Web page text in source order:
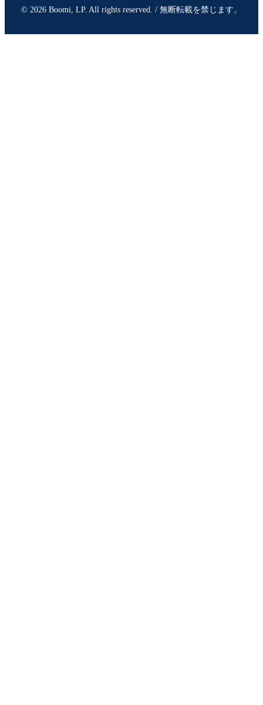
© 2026 Boomi, LP. All rights reserved. / 無断転載を禁じます。